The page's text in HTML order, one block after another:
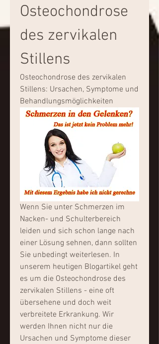
Osteochondrose
des zervikalen
Stillens
Osteochondrose des zervikalen
Stillens: Ursachen, Symptome und
Behandlungsmöglichkeiten
Wenn Sie unter Schmerzen im
Nacken- und Schulterbereich
leiden und sich schon lange nach
einer Lösung sehnen, dann sollten
Sie unbedingt weiterlesen. In
unserem heutigen Blogartikel geht
es um die Osteochondrose des
zervikalen Stillens - eine oft
übersehene und doch weit
verbreitete Erkrankung. Wir
werden Ihnen nicht nur die
Ursachen und Symptome dieser